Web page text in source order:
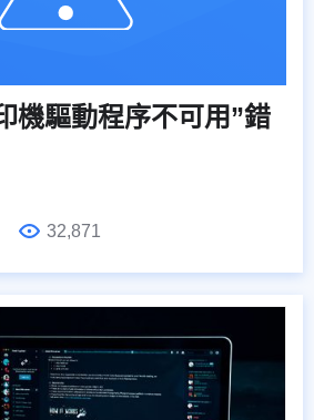
機驅動程序不可用”錯
32,871